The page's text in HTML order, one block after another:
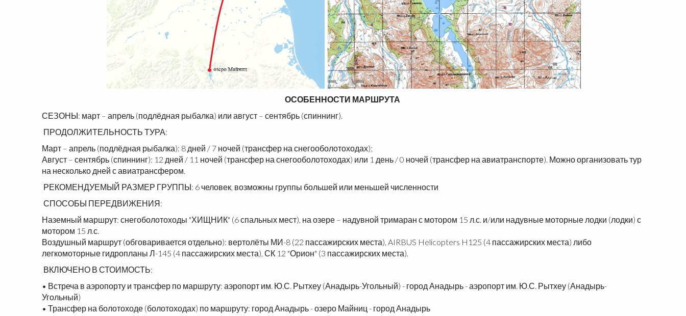
ОСОБЕННОСТИ МАРШРУТА
СЕЗОНЫ: март – апрель (подлёдная рыбалка) или август – сентябрь (спиннинг).
ПРОДОЛЖИТЕЛЬНОСТЬ ТУРА:
Март – апрель (подлёдная рыбалка): 8 дней / 7 ночей (трансфер на снегооболотоходах);
Август – сентябрь (спиннинг): 12 дней / 11 ночей (трансфер на снегооболотоходах) или 1 день / 0 ночей (трансфер на авиатранспорте). Можно организовать тур
на несколько дней с авиатрансфером.
РЕКОМЕНДУЕМЫЙ РАЗМЕР ГРУППЫ: 6 человек, возможны группы большей или меньшей численности
СПОСОБЫ ПЕРЕДВИЖЕНИЯ:
Наземный маршрут: снегоболотоходы "ХИЩНИК" (6 спальных мест), на озере – надувной тримаран с мотором 15 л.с. и/или надувные моторные лодки (лодки) с
мотором 15 л.с.
Воздушный маршрут (обговаривается отдельно): вертолёты МИ-8 (22 пассажирских места), AIRBUS Helicopters H125 (4 пассажирских места) либо
легкомоторные гидропланы Л-145 (4 пассажирских места), СК 12 "Орион" (3 пассажирских места).
ВКЛЮЧЕНО В СТОИМОСТЬ:
• Встреча в аэропорту и трансфер по маршруту: аэропорт им. Ю.С. Рытхеу (Анадырь-Угольный) - город Анадырь - аэропорт им. Ю.С. Рытхеу (Анадырь-
Угольный)
• Трансфер на болотоходе (болотоходах) по маршруту: город Анадырь - озеро Майниц - город Анадырь